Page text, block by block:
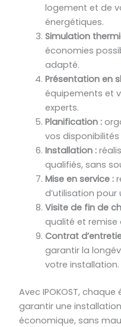
logement et de
énergétiques.
Simulation
économies
adapté.
Présentation en
équipements et
experts.
Planification :
vos
Installation :
qualifiés, sans
Mise en service :
d’utilisation
Visite de fin de
qualité et
Contrat
garantir la
votre installation.
Avec IPOKOST,
garantir une
économique, sans